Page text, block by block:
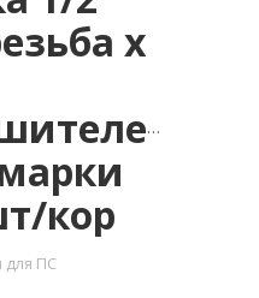
х
кор
для ПС